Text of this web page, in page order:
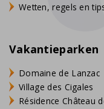
Wetten, regels en
Vakantieparken
Domaine de Lanzac
Village des Cigales
Résidence Château